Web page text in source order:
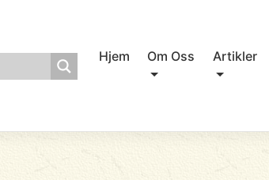
Hjem Om Oss Artikler